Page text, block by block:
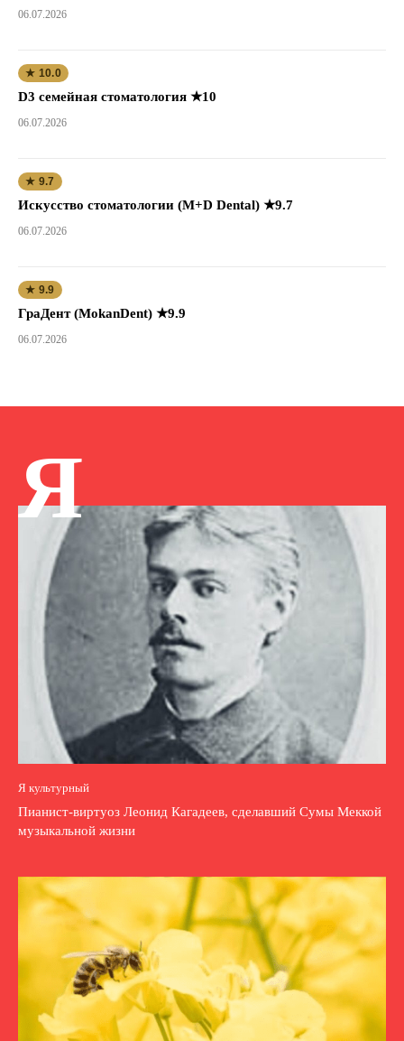
06.07.2026
★ 10.0
D3 семейная стоматология ★10
06.07.2026
★ 9.7
Искусство стоматологии (M+D Dental) ★9.7
06.07.2026
★ 9.9
ГраДент (MokanDent) ★9.9
06.07.2026
Я
Я культурный
Пианист-виртуоз Леонид Кагадеев, сделавший Сумы Меккой
музыкальной жизни